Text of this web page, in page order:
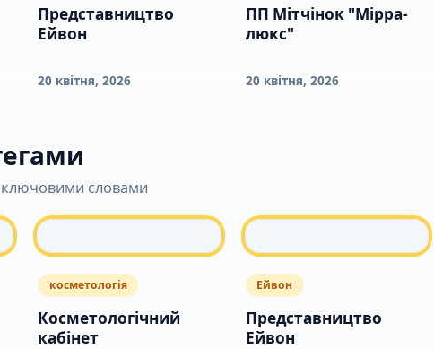
Представництво
Ейвон
20 квітня, 2026
ПП Мітчінок "Мірра-
люкс"
20 квітня, 2026
ключовими словами
косметологія
Косметологічний
кабінет
Ейвон
Представництво
Ейвон